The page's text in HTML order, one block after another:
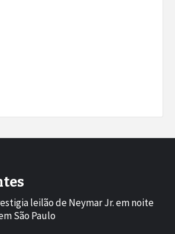
leilão de Neymar Jr. em noite
São Paulo